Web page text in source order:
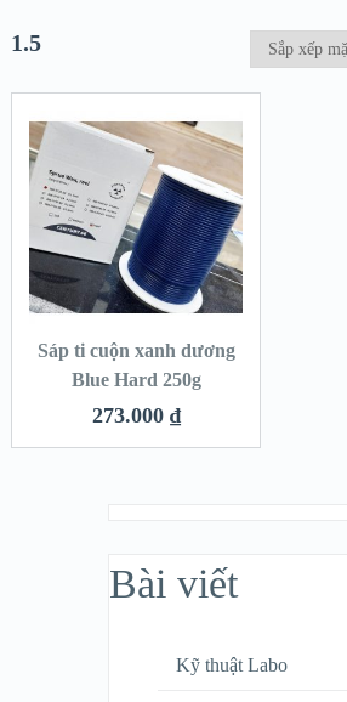
1.5
Sáp ti cuộn xanh dương
Blue Hard 250g
273.000 ₫
Bài viết
Kỹ thuật Labo